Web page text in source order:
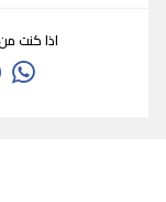
اذا كنت